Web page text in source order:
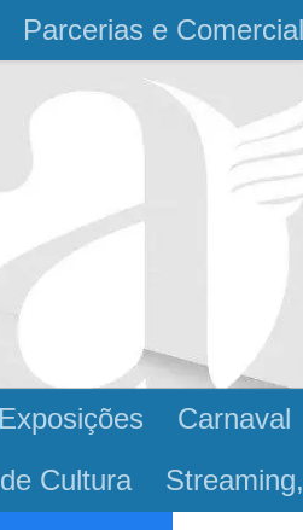
Parcerias e Comercial
Carnaval
Cultura